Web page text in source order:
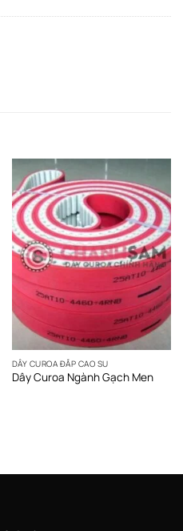
DÂY CUROA ĐẮP CAO SU
Dây Curoa Ngành Gạch Men